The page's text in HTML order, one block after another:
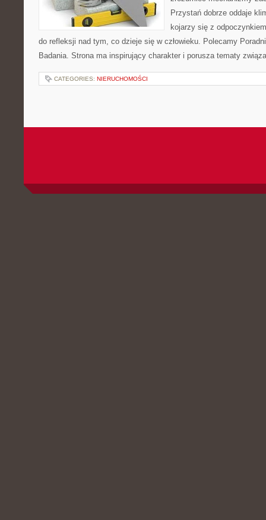
Przystań dobrze oddaje
kojarzy się z
do refleksji nad tym, co dzieje się w człowieku. Polecamy
Badania. Strona ma inspirujący charakter i porusza tematy
CATEGORIES: NIERUCHOMOŚCI